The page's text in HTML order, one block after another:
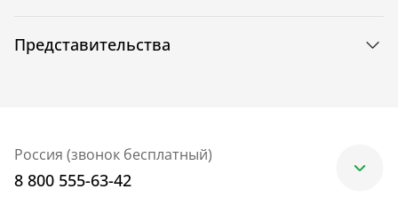
Представительства
Россия (звонок бесплатный)
8 800 555-63-42